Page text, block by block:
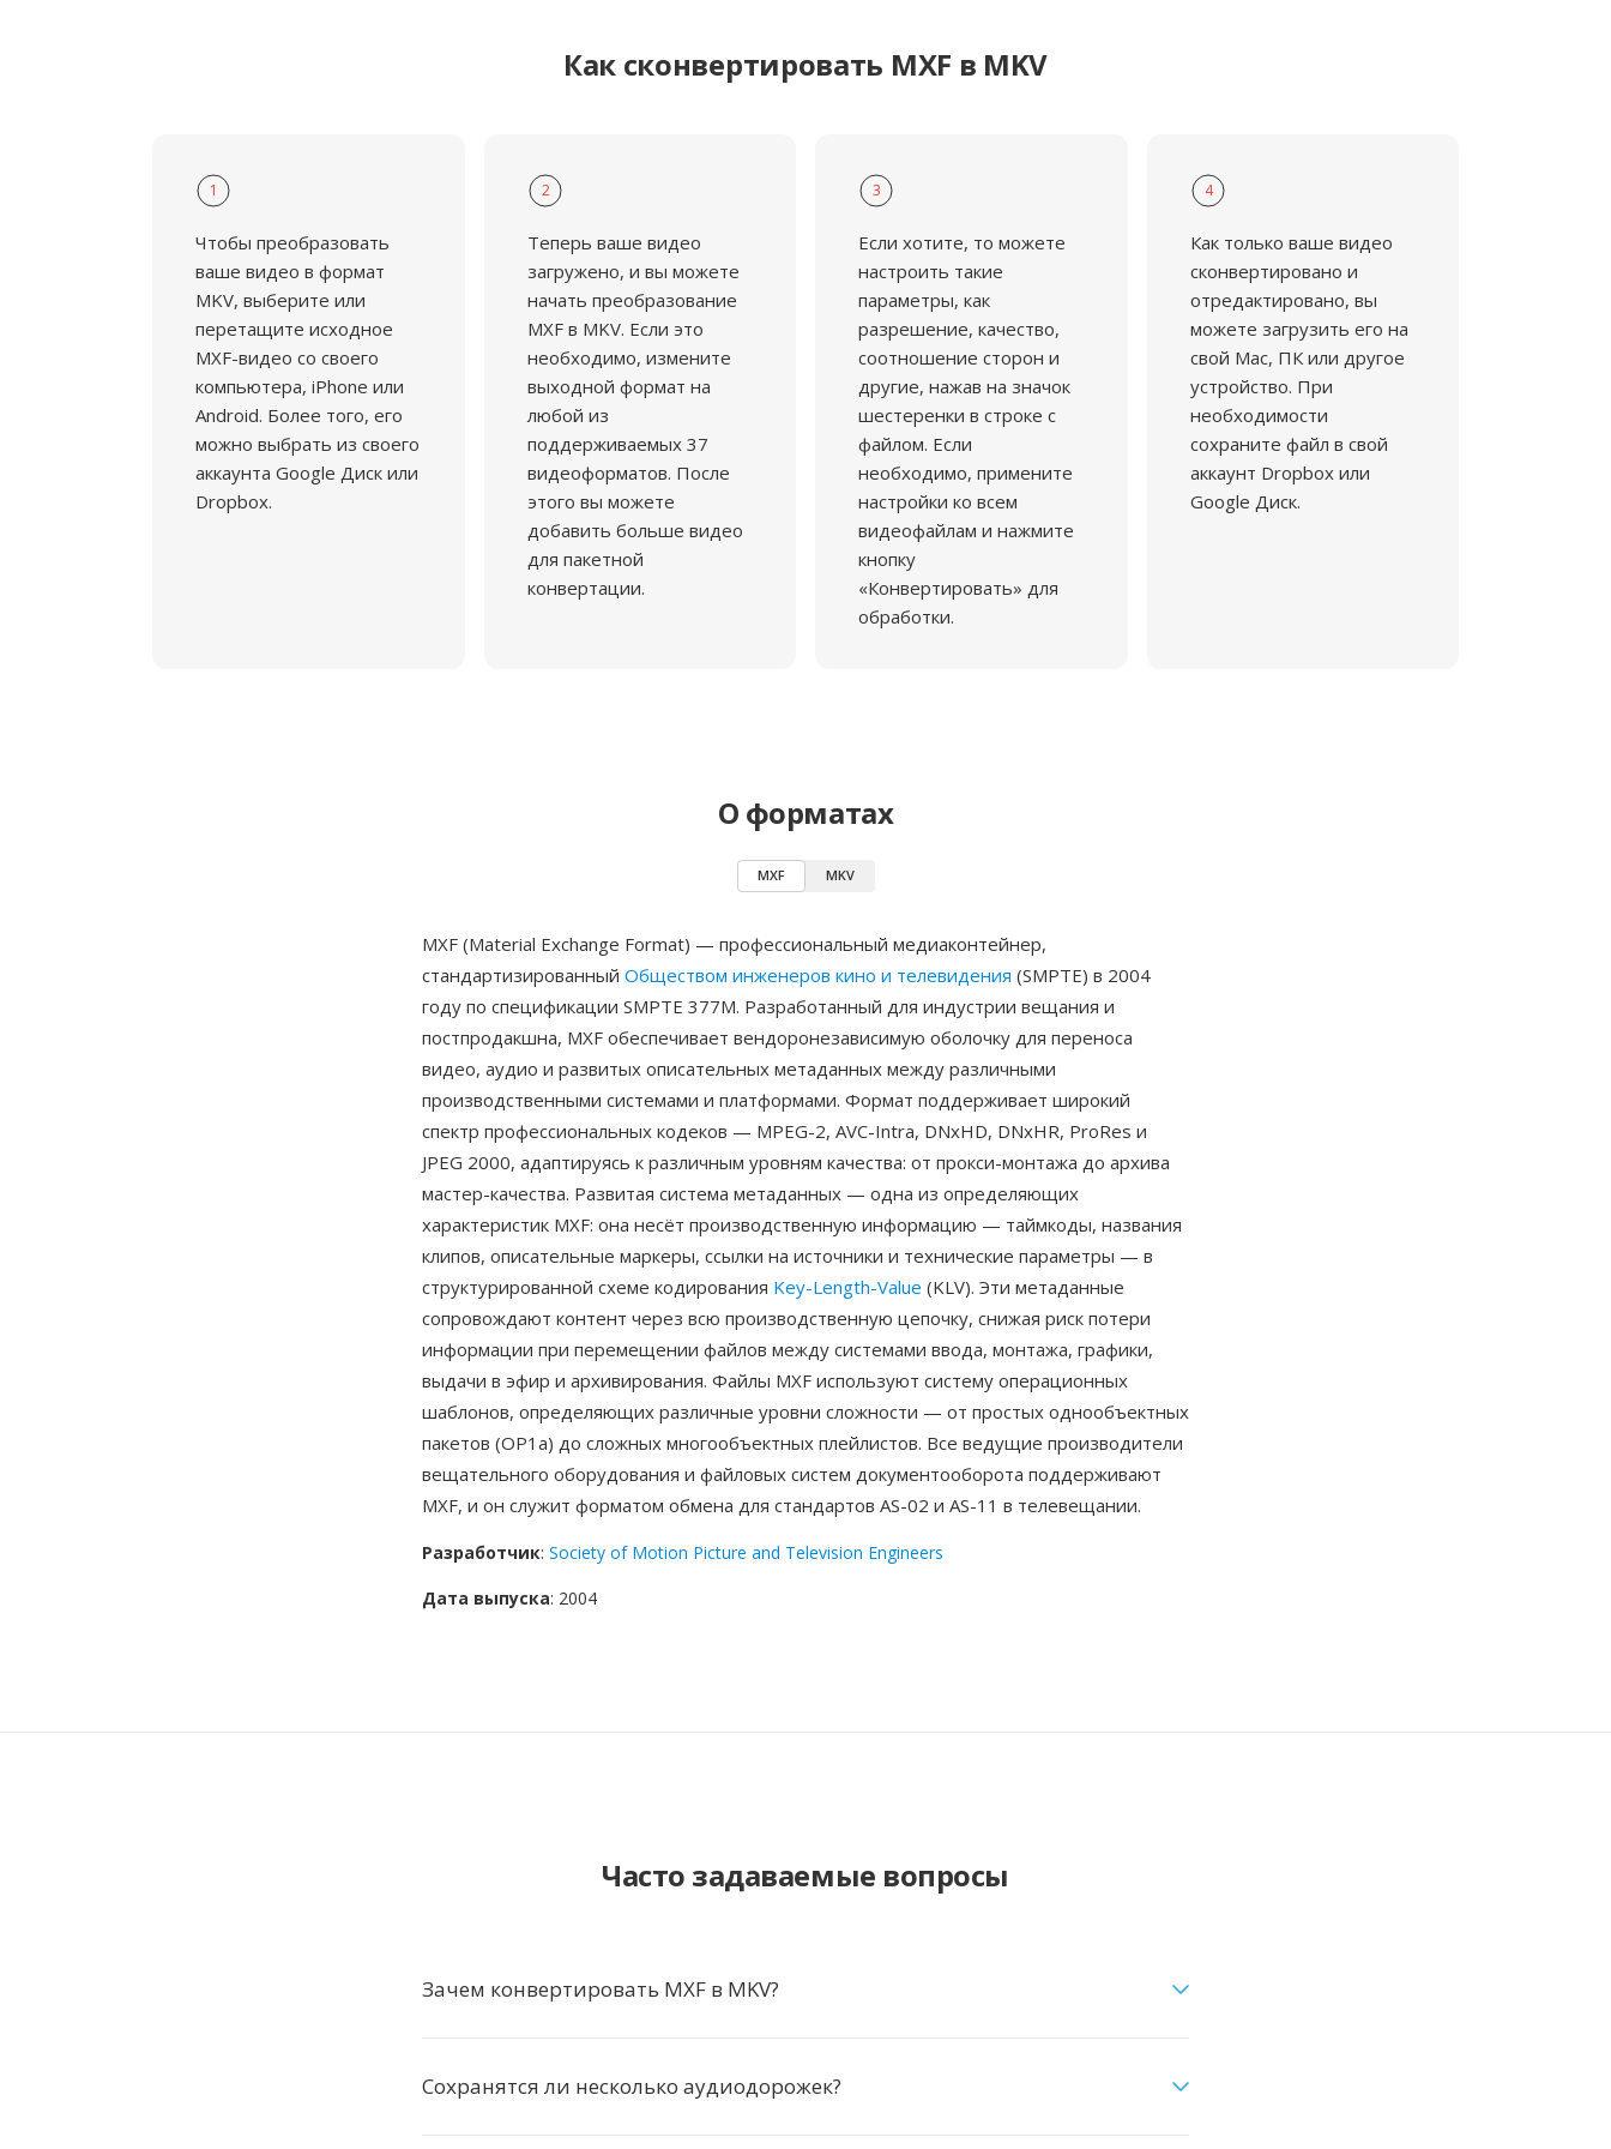
Как сконвертировать MXF в MKV
1
Чтобы преобразовать
ваше видео в формат
MKV, выберите или
перетащите исходное
MXF-видео со своего
компьютера, iPhone или
Android. Более того, его
можно выбрать из своего
аккаунта Google Диск или
Dropbox.
2
Теперь ваше видео
загружено, и вы можете
начать преобразование
MXF в MKV. Если это
необходимо, измените
выходной формат на
любой из
поддерживаемых 37
видеоформатов. После
этого вы можете
добавить больше видео
для пакетной
конвертации.
3
Если хотите, то можете
настроить такие
параметры, как
разрешение, качество,
соотношение сторон и
другие, нажав на значок
шестеренки в строке с
файлом. Если
необходимо, примените
настройки ко всем
видеофайлам и нажмите
кнопку
«Конвертировать» для
обработки.
4
Как только ваше видео
сконвертировано и
отредактировано, вы
можете загрузить его на
свой Mac, ПК или другое
устройство. При
необходимости
сохраните файл в свой
аккаунт Dropbox или
Google Диск.
О форматах
MXF MKV
MXF (Material Exchange Format) — профессиональный медиаконтейнер,
стандартизированный Обществом инженеров кино и телевидения (SMPTE) в 2004
году по спецификации SMPTE 377M. Разработанный для индустрии вещания и
постпродакшна, MXF обеспечивает вендоронезависимую оболочку для переноса
видео, аудио и развитых описательных метаданных между различными
производственными системами и платформами. Формат поддерживает широкий
спектр профессиональных кодеков — MPEG-2, AVC-Intra, DNxHD, DNxHR, ProRes и
JPEG 2000, адаптируясь к различным уровням качества: от прокси-монтажа до архива
мастер-качества. Развитая система метаданных — одна из определяющих
характеристик MXF: она несёт производственную информацию — таймкоды, названия
клипов, описательные маркеры, ссылки на источники и технические параметры — в
структурированной схеме кодирования Key-Length-Value (KLV). Эти метаданные
сопровождают контент через всю производственную цепочку, снижая риск потери
информации при перемещении файлов между системами ввода, монтажа, графики,
выдачи в эфир и архивирования. Файлы MXF используют систему операционных
шаблонов, определяющих различные уровни сложности — от простых однообъектных
пакетов (OP1a) до сложных многообъектных плейлистов. Все ведущие производители
вещательного оборудования и файловых систем документооборота поддерживают
MXF, и он служит форматом обмена для стандартов AS-02 и AS-11 в телевещании.
Разработчик: Society of Motion Picture and Television Engineers
Дата выпуска: 2004
Часто задаваемые вопросы
Зачем конвертировать MXF в MKV?
Сохранятся ли несколько аудиодорожек?